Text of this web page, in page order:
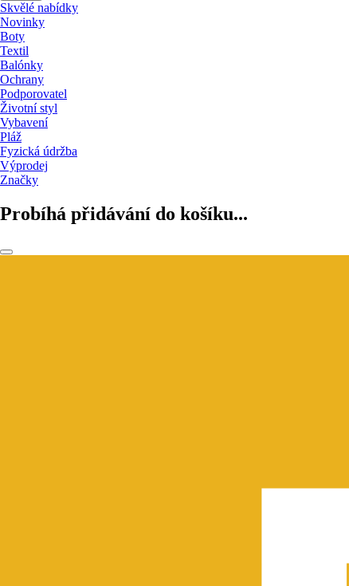
Skvělé nabídky
Novinky
Boty
Textil
Balónky
Ochrany
Podporovatel
Životní styl
Vybavení
Pláž
Fyzická údržba
Výprodej
Značky
Probíhá přidávání do košíku...